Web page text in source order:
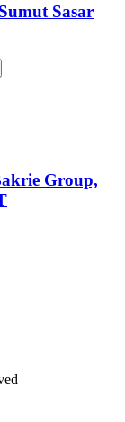
Sasar
Group,